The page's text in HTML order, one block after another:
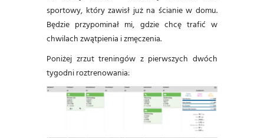
sportowy, który zawisł już na ścianie w domu.
Będzie przypominał mi, gdzie chcę trafić w
chwilach zwątpienia i zmęczenia.
Poniżej zrzut treningów z pierwszych dwóch
tygodni roztrenowania: